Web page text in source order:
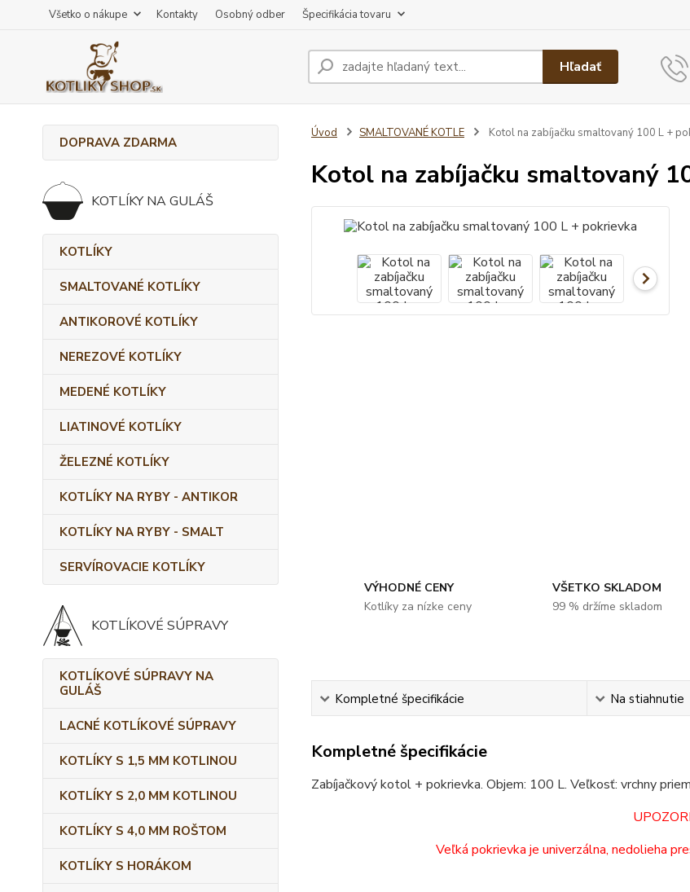
Všetko o nákupe Kontakty Osobný odber Špecifikácia tovaru
Hľadať
DOPRAVA ZDARMA
KOTLÍKY NA GULÁŠ
KOTLÍKY
SMALTOVANÉ KOTLÍKY
ANTIKOROVÉ KOTLÍKY
NEREZOVÉ KOTLÍKY
MEDENÉ KOTLÍKY
LIATINOVÉ KOTLÍKY
ŽELEZNÉ KOTLÍKY
KOTLÍKY NA RYBY - ANTIKOR
KOTLÍKY NA RYBY - SMALT
SERVÍROVACIE KOTLÍKY
KOTLÍKOVÉ SÚPRAVY
KOTLÍKOVÉ SÚPRAVY NA
GULÁŠ
LACNÉ KOTLÍKOVÉ SÚPRAVY
KOTLÍKY S 1,5 MM KOTLINOU
KOTLÍKY S 2,0 MM KOTLINOU
KOTLÍKY S 4,0 MM ROŠTOM
KOTLÍKY S HORÁKOM
Úvod SMALTOVANÉ KOTLE Kotol na zabíjačku smaltovaný 100 L +
Kotol na zabíjačku smaltovaný
VÝHODNÉ CENY
Kotlíky za nízke ceny
VŠETKO SKLADOM
99 % držíme skladom
Kompletné špecifikácie Na stiahnutie
Kompletné špecifikácie
Zabíjačkový kotol + pokrievka. Objem: 100 L. Veľkosť: vrchny
Veľká pokrievka je univerzálna, nedolieha